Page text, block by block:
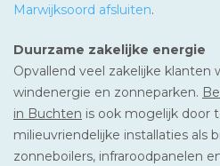
Marwijksoord afsluiten.
Duurzame zakelijke energie
Opvallend veel zakelijke klanten
windenergie en zonneparken.
in Buchten is ook mogelijk door
milieuvriendelijke installaties als
zonneboilers, infraroodpanelen